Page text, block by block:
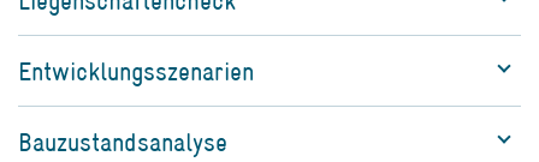
Entwicklungsszenarien
Bauzustandsanalyse